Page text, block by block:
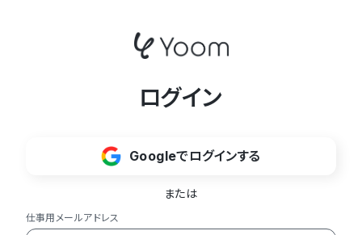
ログイン
Googleでログインする
または
仕事用メールアドレス